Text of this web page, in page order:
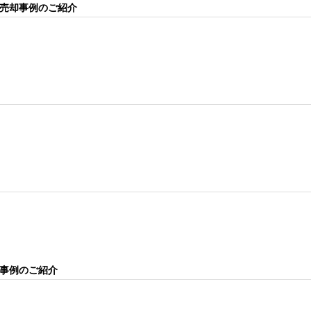
却事例のご紹介
例のご紹介